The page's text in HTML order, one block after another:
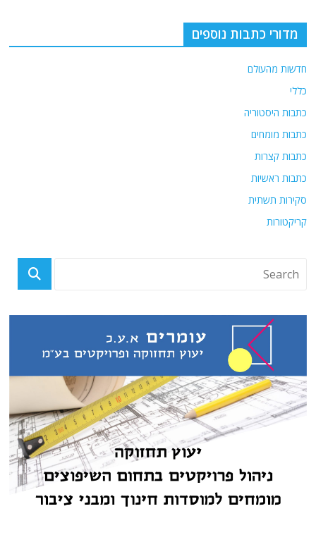
מדורי כתבות נוספים
חדשות מהעולם
כללי
כתבות היסטוריה
כתבות מומחים
כתבות קצרות
כתבות ראשיות
סקירות תשתית
קריקטורות